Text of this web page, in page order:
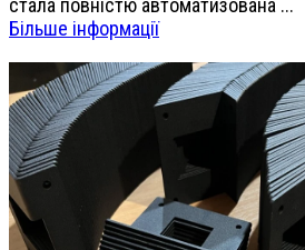
Більше інформації